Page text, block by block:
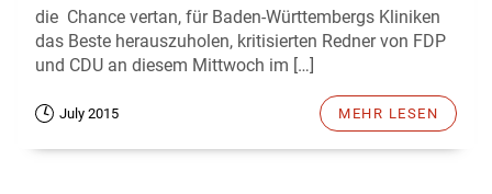
die Chance vertan, für Baden-Württembergs Kliniken
das Beste herauszuholen, kritisierten Redner von FDP
und CDU an diesem Mittwoch im […]
July 2015 MEHR LESEN